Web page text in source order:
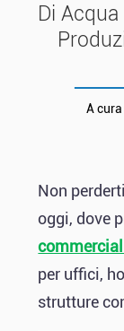
Di
A
Non
oggi, dove
per uffici,
strutture